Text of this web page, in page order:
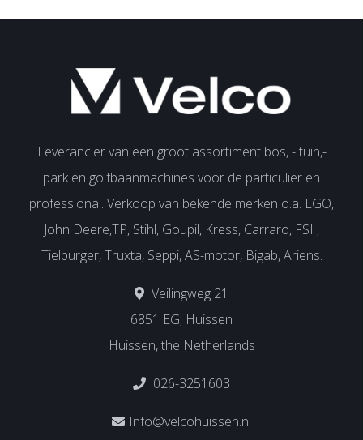
Leverancier van een groot assortiment bos, - tuin,-
park en golfbaanmachines voor de particulier en
professional. Verkoop van bekende merken o.a. EGO,
John Deere,TP, Stihl, Goupil, Kress, Carraro, FSI ,
Tielburger, Truxta, Seppi, AS-motor, Bigab, Ariens.
Veilingweg 21
6851 EG, Huissen
Huissen, the Netherlands
026-3251603
Info@velcohuissen.nl